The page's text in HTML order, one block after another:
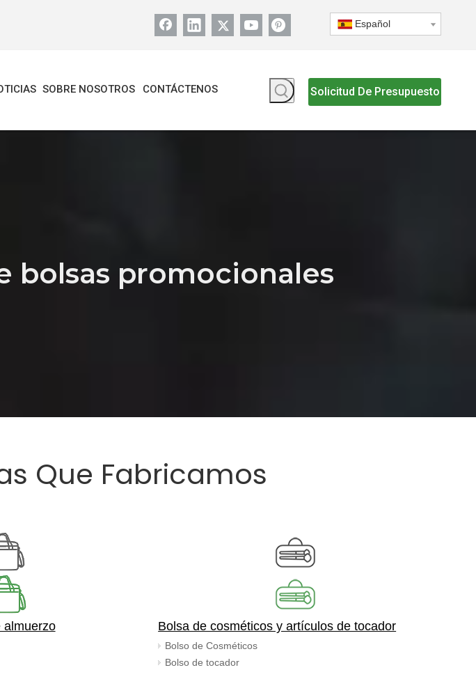
Español
SOBRE NOSOTROS CONTÁCTENOS Solicitud De Presupuesto
bolsas promocionales
Que Fabricamos
almuerzo Bolsa de cosméticos y artículos de tocador
Bolso de Cosméticos
Bolso de tocador